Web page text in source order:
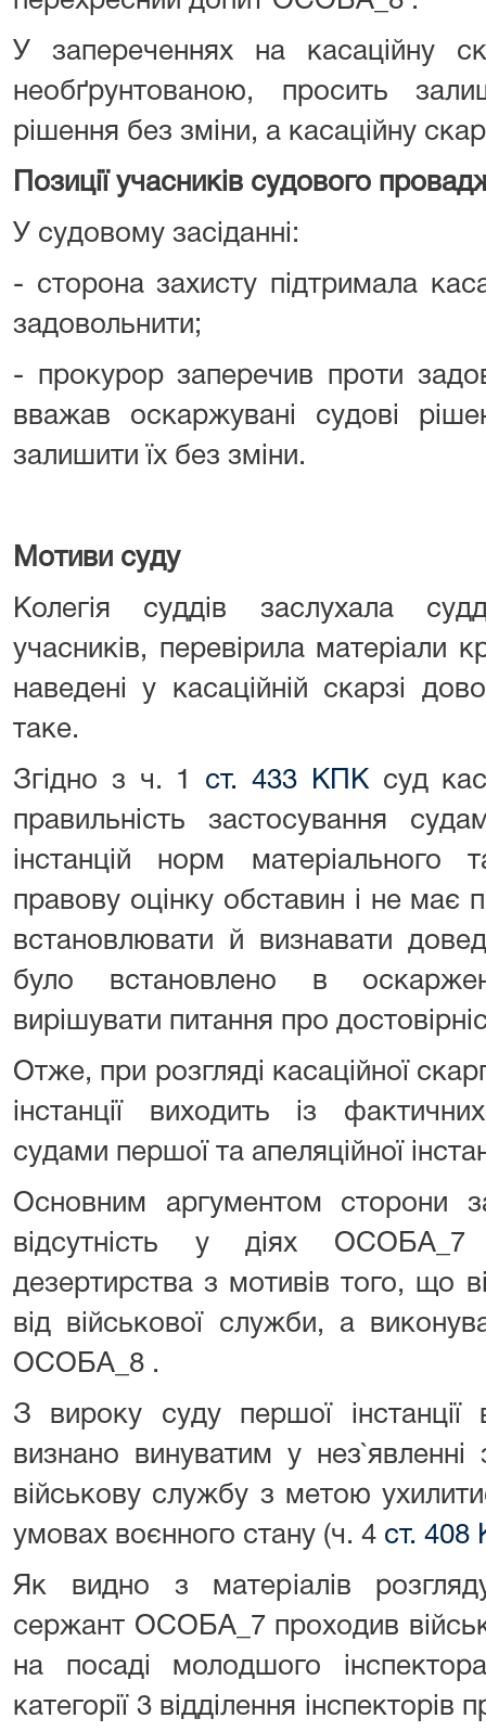
У запереченнях на касаційну
необґрунтованою, просить
рішення без зміни, а касаційну
Позиції учасників судового
У судовому засіданні:
- сторона захисту підтримала
задовольнити;
- прокурор заперечив проти
вважав оскаржувані судові
залишити їх без зміни.
Мотиви суду
Колегія суддів заслухала
учасників, перевірила матеріали
наведені у касаційній скарзі
таке.
Згідно з ч. 1 ст. 433 КПКсуд
правильність застосування
інстанцій норм матеріального
правову оцінку обставин і не має
встановлювати й визнавати
було встановлено в
вирішувати питання про
Отже, при розгляді касаційної
інстанції виходить із
судами першої та апеляційної
Основним аргументом сторони
відсутність у діях ОСОБА_7
дезертирства з мотивів того, що
від військової служби, а
ОСОБА_8 .
З вироку суду першої
визнано винуватим у нез`явленні
військову службу з метою
умовах воєнного стану (ч. 4 ст. 408
Як видно з матеріалів
сержант ОСОБА_7 проходив
на посаді молодшого
категорії 3 відділення інспекторів